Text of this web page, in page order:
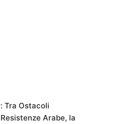
Tra Ostacoli
Arabe, la